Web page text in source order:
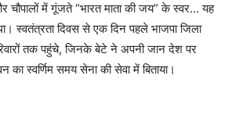
चौपालों में गूंजते “भारत माता की जय” के स्वर… यह
स्वतंत्रता दिवस से एक दिन पहले भाजपा जिला
तक पहुंचे, जिनके बेटे ने अपनी जान देश पर
का स्वर्णिम समय सेना की सेवा में बिताया।